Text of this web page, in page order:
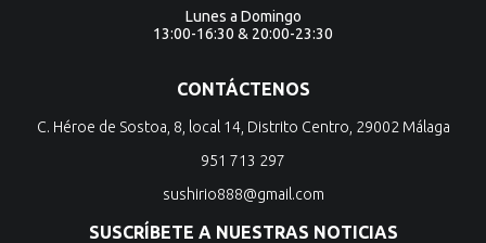
Lunes a Domingo
13:00-16:30 & 20:00-23:30
CONTÁCTENOS
C. Héroe de Sostoa, 8, local 14, Distrito Centro, 29002 Málaga
951 713 297
sushirio888@gmail.com
SUSCRÍBETE A NUESTRAS NOTICIAS